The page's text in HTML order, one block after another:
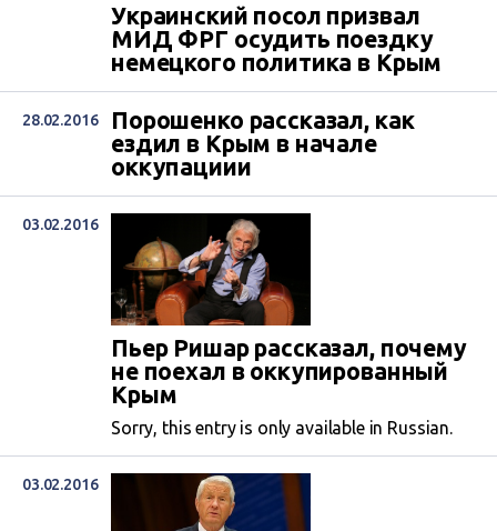
Украинский посол призвал
МИД ФРГ осудить поездку
немецкого политика в Крым
28.02.2016
Порошенко рассказал, как
ездил в Крым в начале
оккупациии
03.02.2016
Пьер Ришар рассказал, почему
не поехал в оккупированный
Крым
Sorry, this entry is only available in Russian.
03.02.2016